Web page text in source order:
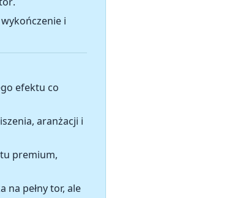
i
efektu co
aranżacji i
premium,
pełny tor, ale